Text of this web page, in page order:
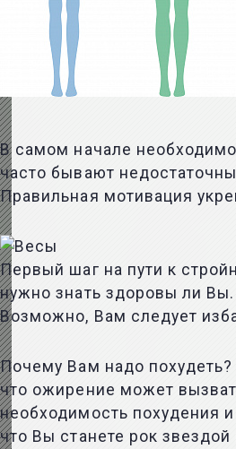
В самом начале
часто бывают
Правильная мотивация
Первый шаг на пути к
нужно знать здоровы ли
Возможно, Вам следует
Почему Вам надо
что ожирение может
необходимость похудения
что Вы станете рок